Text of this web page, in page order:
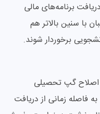
برنامه‌های مالی
با سنین بالاتر هم
برخوردار شوند.
اصلاح گپ تحصیلی
فاصله زمانی از دریافت